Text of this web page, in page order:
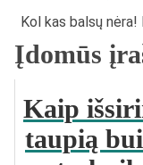
Kol kas balsų
Įdomūs
Kaip
taupią